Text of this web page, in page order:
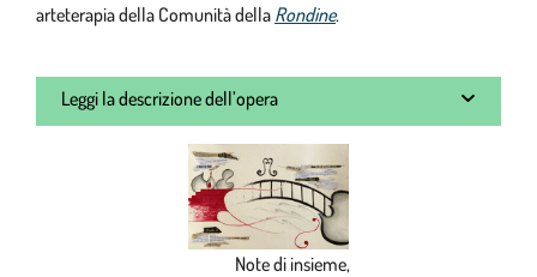
arteterapia della Comunità della Rondine.
Leggi la descrizione dell’opera
Note di insieme,